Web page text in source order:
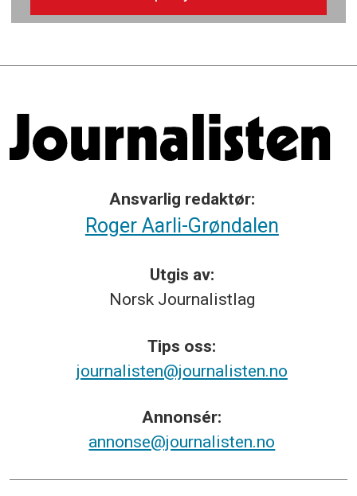
Ansvarlig redaktør:
Roger Aarli-Grøndalen
Utgis av:
Norsk Journalistlag
Tips oss:
journalisten@journalisten.no
Annonsér:
annonse@journalisten.no